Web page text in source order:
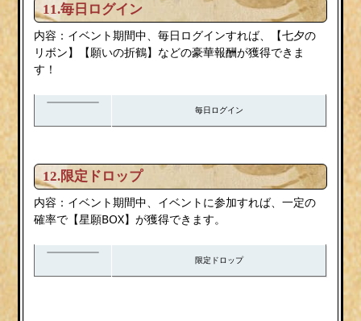
11.毎日ログイン
内容：イベント期間中、毎日ログインすれば、【七夕の
リボン】【願いの折鶴】などの豪華報酬が獲得できま
す！
毎日ログイン
12.限定ドロップ
内容：イベント期間中、イベントに参加すれば、一定の
確率で【星願BOX】が獲得できます。
限定ドロップ